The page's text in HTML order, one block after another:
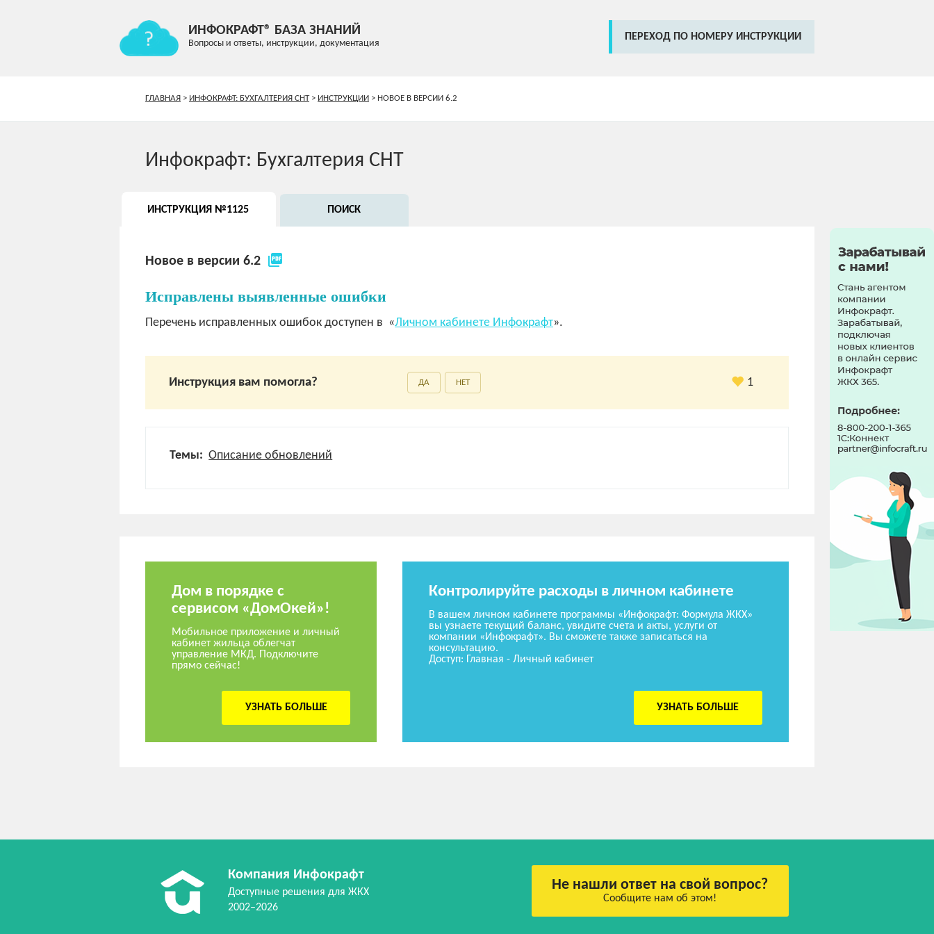
ИНФОКРАФТ® БАЗА ЗНАНИЙ
Вопросы и ответы, инструкции, документация
ПЕРЕХОД ПО НОМЕРУ ИНСТРУКЦИИ
ГЛАВНАЯ > ИНФОКРАФТ: БУХГАЛТЕРИЯ СНТ> ИНСТРУКЦИИ > НОВОЕ В ВЕРСИИ 6.2
Инфокрафт: Бухгалтерия СНТ
ИНСТРУКЦИЯ №1125 ПОИСК
Новое в версии 6.2 picture_as_pdf
Исправлены выявленные ошибки
Перечень исправленных ошибок доступен в «Личном кабинете Инфокрафт».
Инструкция вам помогла? ДА НЕТ 1
Темы: Описание обновлений
Дом в порядке с
сервисом «ДомОкей»!
Мобильное приложение и личный
кабинет жильца облегчат
управление МКД. Подключите
прямо сейчас!
УЗНАТЬ БОЛЬШЕ
Контролируйте расходы в личном кабинете
В вашем личном кабинете программы «Инфокрафт: Формула ЖКХ»
вы узнаете текущий баланс, увидите счета и акты, услуги от
компании «Инфокрафт». Вы сможете также записаться на
консультацию.
Доступ: Главная - Личный кабинет
УЗНАТЬ БОЛЬШЕ
Компания Инфокрафт
Доступные решения для ЖКХ
2002–2026
Не нашли ответ на свой вопрос?
Сообщите нам об этом!